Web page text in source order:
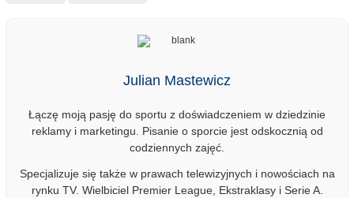
Julian Mastewicz
Łączę moją pasję do sportu z doświadczeniem w dziedzinie
reklamy i marketingu. Pisanie o sporcie jest odskocznią od
codziennych zajęć.
Specjalizuje się także w prawach telewizyjnych i nowościach na
rynku TV. Wielbiciel Premier League, Ekstraklasy i Serie A.